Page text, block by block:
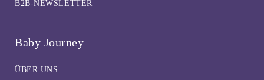
B2B-NEWSLETTER
Baby Journey
ÜBER UNS